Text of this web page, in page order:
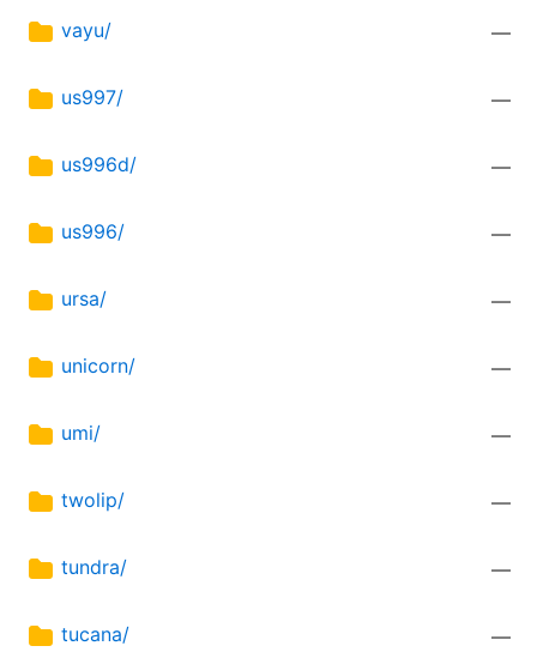
vayu/ —
us997/ —
us996d/ —
us996/ —
ursa/ —
unicorn/ —
umi/ —
twolip/ —
tundra/ —
tucana/ —